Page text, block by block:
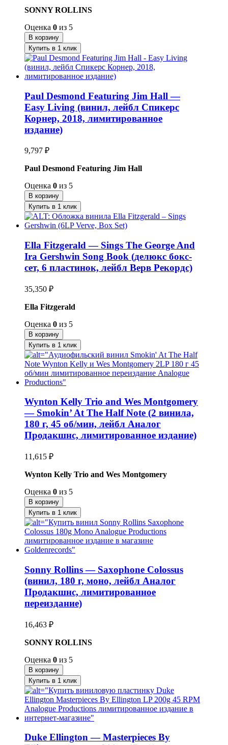
SONNY ROLLINS
Оценка 0 из 5
В корзину
Купить в 1 клик
Paul Desmond Featuring Jim Hall —
Easy Living (винил, лейбл Спикерс
Корнер, 2018, лимитированное
издание)
9,797 ₽
Paul Desmond Featuring Jim Hall
Оценка 0 из 5
В корзину
Купить в 1 клик
Ella Fitzgerald — Sings The George And
Ira Gershwin Song Book (делюкс бокс-
сет, 6 пластинок, лейбл Верв Рекордс)
35,350 ₽
Ella Fitzgerald
Оценка 0 из 5
В корзину
Купить в 1 клик
Wynton Kelly Trio and Wes Montgomery
— Smokin’ At The Half Note (2 винила,
180 г, 45 об/мин, лейбл Аналог
Продакшнс, лимитированное издание)
11,615 ₽
Wynton Kelly Trio and Wes Montgomery
Оценка 0 из 5
В корзину
Купить в 1 клик
Sonny Rollins — Saxophone Colossus
(винил, 180 г, моно, лейбл Аналог
Продакшнс, лимитированное
переиздание)
16,463 ₽
SONNY ROLLINS
Оценка 0 из 5
В корзину
Купить в 1 клик
Duke Ellington — Masterpieces By